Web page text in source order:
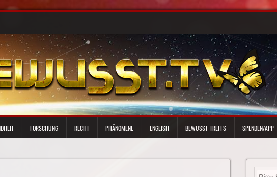
FORSCHUNG RECHT PHÄNOMENE ENGLISH BEWUSST-TREFFS SPENDEN/APP